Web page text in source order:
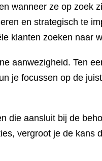
wanneer ze op zoek
en strategisch te
klanten zoeken naar
aanwezigheid. Ten
je focussen op de
die aansluit bij de
vergroot je de kans